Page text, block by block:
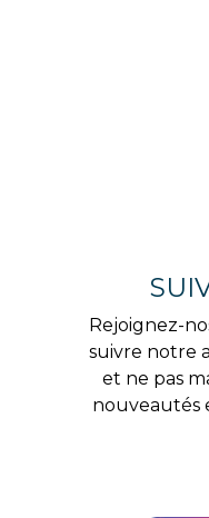
Rejoignez-
suivre notre
et ne pas
nouveautés